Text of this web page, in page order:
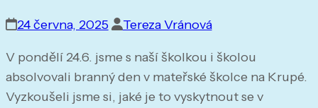
24 června, 2025 Tereza Vránová
V pondělí 24.6. jsme s naší školkou i školou
absolvovali branný den v mateřské školce na Krupé.
Vyzkoušeli jsme si, jaké je to vyskytnout se v